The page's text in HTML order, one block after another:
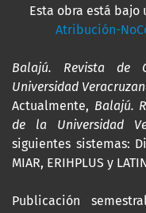
Esta obra está bajo
Atribución-
Balajú. Revista de
Universidad
Actualmente, Balajú.
de la Universidad
siguientes sistemas:
MIAR, ERIHPLUS y
Publicación